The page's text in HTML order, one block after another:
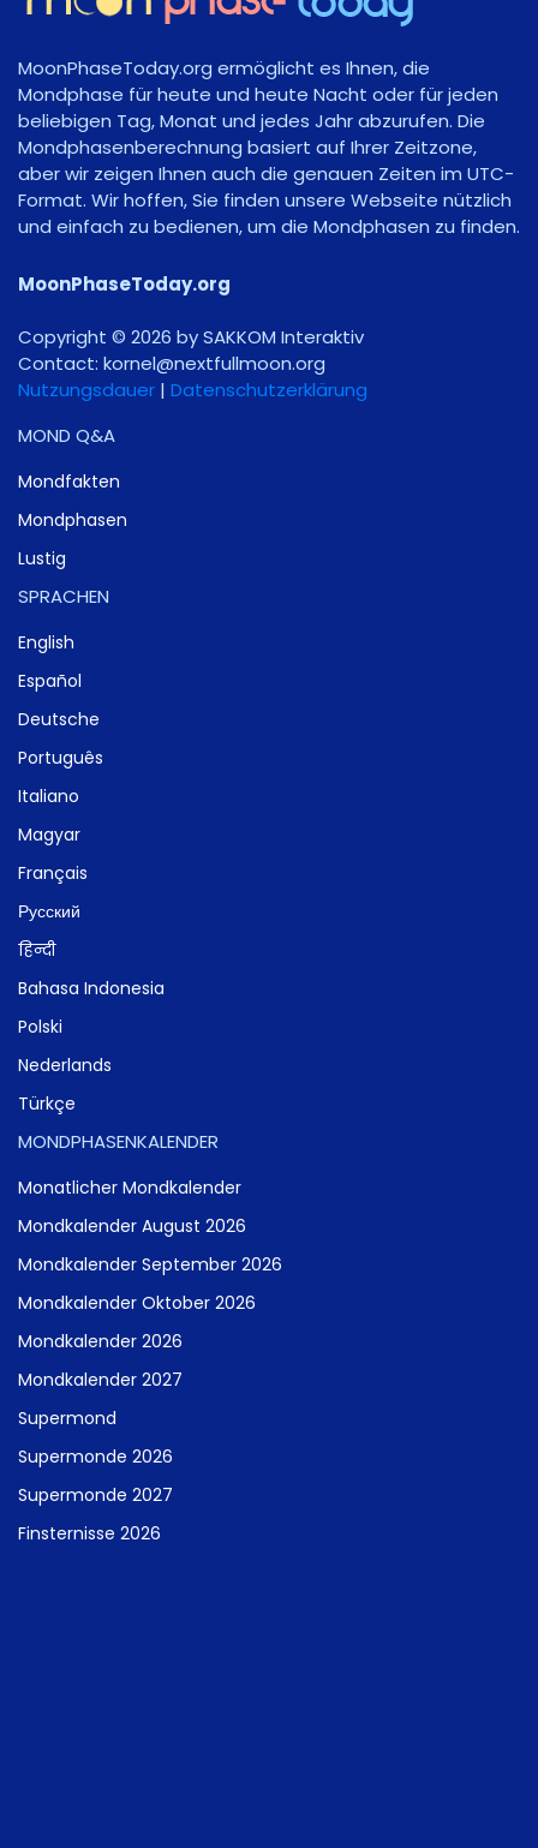
MoonPhaseToday.org ermöglicht es Ihnen, die
Mondphase für heute und heute Nacht oder für jeden
beliebigen Tag, Monat und jedes Jahr abzurufen. Die
Mondphasenberechnung basiert auf Ihrer Zeitzone,
aber wir zeigen Ihnen auch die genauen Zeiten im UTC-
Format. Wir hoffen, Sie finden unsere Webseite nützlich
und einfach zu bedienen, um die Mondphasen zu finden.
MoonPhaseToday.org
Copyright © 2026 by SAKKOM Interaktiv
Contact: gro.noomlluftxen@lenrok
Nutzungsdauer | Datenschutzerklärung
MOND Q&A
Mondfakten
Mondphasen
Lustig
SPRACHEN
English
Español
Deutsche
Português
Italiano
Magyar
Français
Русский
हिन्दी
Bahasa Indonesia
Polski
Nederlands
Türkçe
MONDPHASENKALENDER
Monatlicher Mondkalender
Mondkalender August 2026
Mondkalender September 2026
Mondkalender Oktober 2026
Mondkalender 2026
Mondkalender 2027
Supermond
Supermonde 2026
Supermonde 2027
Finsternisse 2026